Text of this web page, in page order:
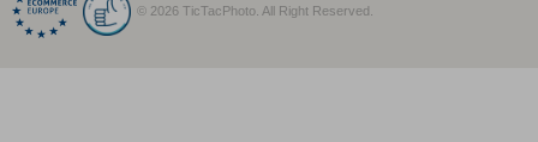
© 2026 TicTacPhoto. All Right Reserved.